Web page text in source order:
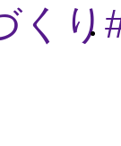
くり